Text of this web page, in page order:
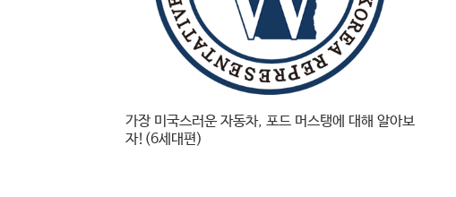
가장 미국스러운 자동차, 포드 머스탱에 대해 알아보
자!(6세대편)